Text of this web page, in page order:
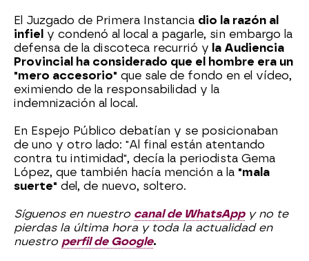
El Juzgado de Primera Instancia dio la razón al
infiel y condenó al local a pagarle, sin embargo la
defensa de la discoteca recurrió y la Audiencia
Provincial ha considerado que el hombre era un
"mero accesorio" que sale de fondo en el vídeo,
eximiendo de la responsabilidad y la
indemnización al local.
En Espejo Público debatían y se posicionaban
de uno y otro lado: "Al final están atentando
contra tu intimidad", decía la periodista Gema
López, que también hacía mención a la "mala
suerte" del, de nuevo, soltero.
Síguenos en nuestro canal de WhatsAppy no te
pierdas la última hora y toda la actualidad en
nuestro perfil de Google.